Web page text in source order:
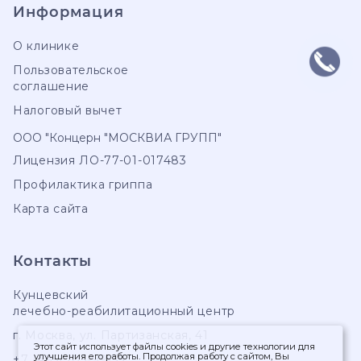
Информация
О клинике
Пользовательское
соглашение
Налоговый вычет
ООО "Концерн "МОСКВИА ГРУПП"
Лицензия ЛО-77-01-017483
Профилактика гриппа
Карта сайта
Контакты
Кунцевский
лечебно-реабилитационный центр
г. Москва
Этот сайт использует файлы cookies и другие технологии для
улучшения его работы. Продолжая работу с сайтом, Вы